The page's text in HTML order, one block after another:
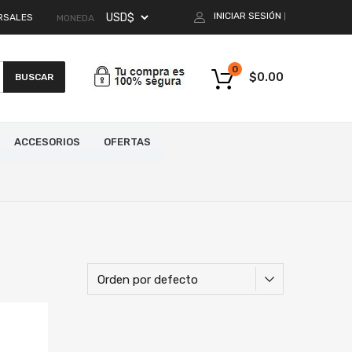
MONEDA INICIAR SESIÓN
BUSCAR $0.00
0
ACCESORIOS OFERTAS